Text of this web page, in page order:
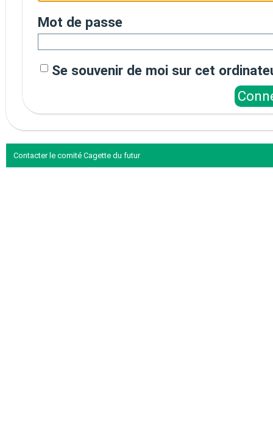
Mot de passe
Se souvenir de moi sur cet
Contacter le comité Cagette du futur